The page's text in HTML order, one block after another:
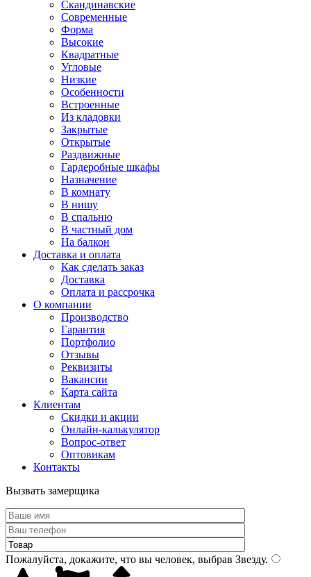
Скандинавские
Современные
Форма
Высокие
Квадратные
Угловые
Низкие
Особенности
Встроенные
Из кладовки
Закрытые
Открытые
Раздвижные
Гардеробные шкафы
Назначение
В комнату
В нишу
В спальню
В частный дом
На балкон
Доставка и оплата
Как сделать заказ
Доставка
Оплата и рассрочка
О компании
Производство
Гарантия
Портфолио
Отзывы
Реквизиты
Вакансии
Карта сайта
Клиентам
Скидки и акции
Онлайн-калькулятор
Вопрос-ответ
Оптовикам
Контакты
Вызвать замерщика
Пожалуйста, докажите, что вы человек, выбрав Звезду.